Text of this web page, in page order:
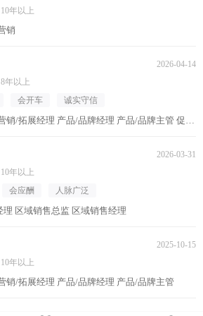
年以上
销
2026-04-14
年以上
会开车 诚实守信
期望 市场/营销/拓展经理 产品/品牌经理 产品/品牌主管 促销主管/督导 区域销售经理
2026-03-31
年以上
会应酬 人脉广泛
理 区域销售总监 区域销售经理
2025-10-15
年以上
销/拓展经理 产品/品牌经理 产品/品牌主管